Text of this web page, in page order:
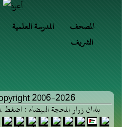
المدرسة العلمية
المصحف
الشريف
2006-2026
بلدان زوار المحجة البيضاء : اضغط